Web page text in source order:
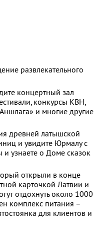
развлекательного
концертный зал
конкурсы КВН,
и многие другие
древней латышской
и увидите Юрмалу с
и узнаете о Доме сказок
открыли в конце
карточкой Латвии и
отдохнуть около 1000
комплекс питания –
для клиентов и